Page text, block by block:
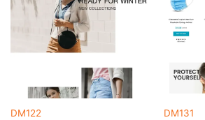
DM122 DM131